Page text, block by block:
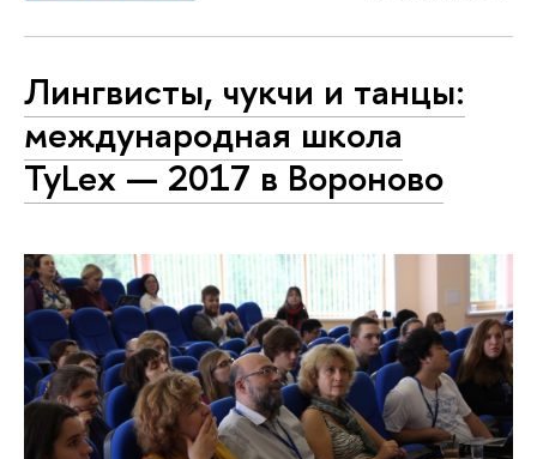
Лингвисты, чукчи и танцы:
международная школа
TyLex — 2017 в Вороново